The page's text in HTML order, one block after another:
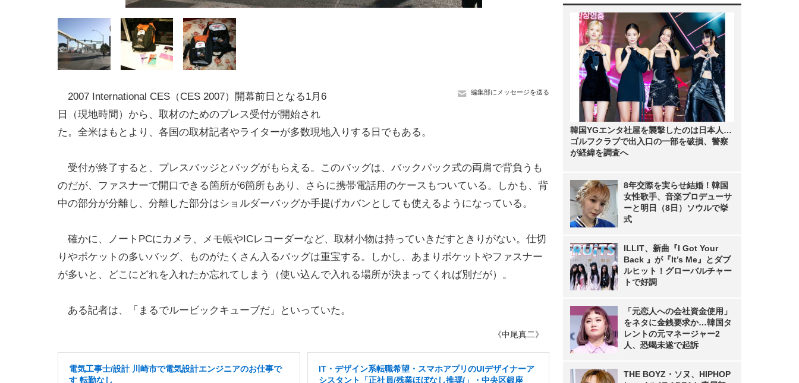
編集部にメッセージを送る
2007 International CES（CES 2007）開幕前日となる1月6
日（現地時間）から、取材のためのプレス受付が開始され
た。全米はもとより、各国の取材記者やライターが多数現地入りする日でもある。
受付が終了すると、プレスバッジとバッグがもらえる。このバッグは、バックパック式の両肩で背負うも
のだが、ファスナーで開口できる箇所が6箇所もあり、さらに携帯電話用のケースもついている。しかも、背
中の部分が分離し、分離した部分はショルダーバッグか手提げカバンとしても使えるようになっている。
確かに、ノートPCにカメラ、メモ帳やICレコーダーなど、取材小物は持っていきだすときりがない。仕切
りやポケットの多いバッグ、ものがたくさん入るバッグは重宝する。しかし、あまりポケットやファスナー
が多いと、どこにどれを入れたか忘れてしまう（使い込んで入れる場所が決まってくれば別だが）。
ある記者は、「まるでルービックキューブだ」といっていた。
《中尾真二》
電気工事士/設計 川崎市で電気設計エンジニアのお仕事で
す 転勤なし
IT・デザイン系転職希望・スマホアプリのUIデザイナーア
シスタント「正社員/残業ほぼなし推奨/」・中央区銀座
韓国YGエンタ社屋を襲撃したのは日本人…
ゴルフクラブで出入口の一部を破損、警察
が経緯を調査へ
8年交際を実らせ結婚！韓国
女性歌手、音楽プロデューサ
ーと明日（8日）ソウルで挙
式
ILLIT、新曲『I Got Your
Back 』が『It’s Me』とダブ
ルヒット！グローバルチャー
トで好調
「元恋人への会社資金使用」
をネタに金銭要求か…韓国タ
レントの元マネージャー2
人、恐喝未遂で起訴
THE BOYZ・ソヌ、HIPHOP